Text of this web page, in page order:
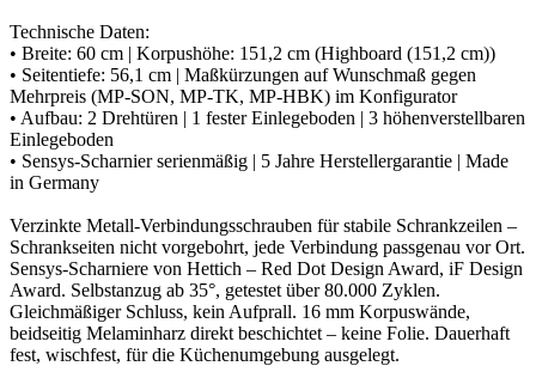
Technische Daten:
• Breite: 60 cm | Korpushöhe: 151,2 cm (Highboard (151,2 cm))
• Seitentiefe: 56,1 cm | Maßkürzungen auf Wunschmaß gegen
Mehrpreis (MP-SON, MP-TK, MP-HBK) im Konfigurator
• Aufbau: 2 Drehtüren | 1 fester Einlegeboden | 3 höhenverstellbaren
Einlegeboden
• Sensys-Scharnier serienmäßig | 5 Jahre Herstellergarantie | Made
in Germany
Verzinkte Metall-Verbindungsschrauben für stabile Schrankzeilen –
Schrankseiten nicht vorgebohrt, jede Verbindung passgenau vor Ort.
Sensys-Scharniere von Hettich – Red Dot Design Award, iF Design
Award. Selbstanzug ab 35°, getestet über 80.000 Zyklen.
Gleichmäßiger Schluss, kein Aufprall. 16 mm Korpuswände,
beidseitig Melaminharz direkt beschichtet – keine Folie. Dauerhaft
fest, wischfest, für die Küchenumgebung ausgelegt.